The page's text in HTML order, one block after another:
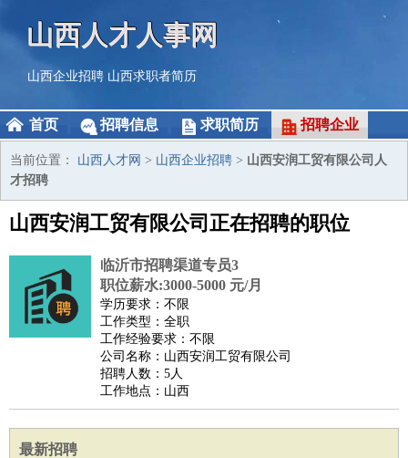
山西人才人事网
山西企业招聘 山西求职者简历
首页 招聘信息 求职简历 招聘企业
当前位置： 山西人才网 > 山西企业招聘 > 山西安润工贸有限公司人
才招聘
山西安润工贸有限公司正在招聘的职位
临沂市招聘渠道专员3
职位薪水:3000-5000 元/月
学历要求：不限
工作类型：全职
工作经验要求：不限
公司名称：山西安润工贸有限公司
招聘人数：5人
工作地点：山西
最新招聘